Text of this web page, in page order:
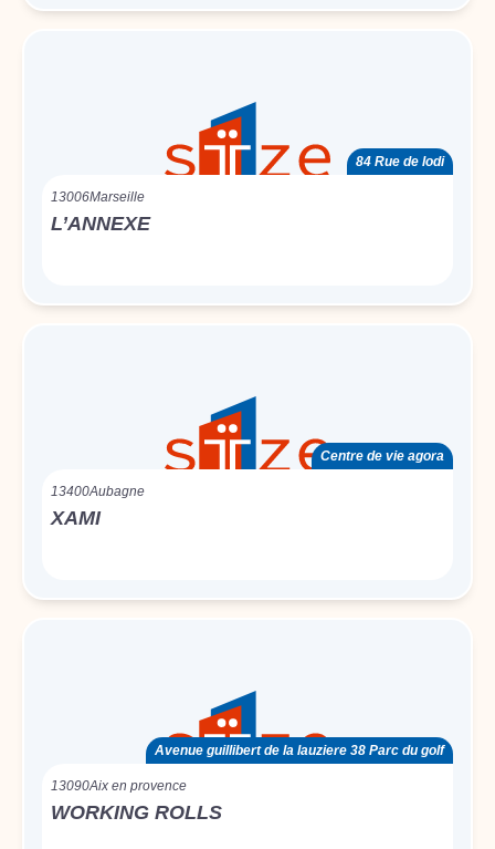
84 Rue de lodi
13006Marseille
L’ANNEXE
Centre de vie agora
13400Aubagne
XAMI
Avenue guillibert de la lauziere 38 Parc du golf
13090Aix en provence
WORKING ROLLS